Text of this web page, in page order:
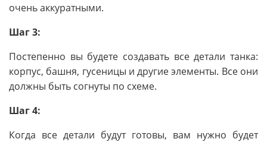
очень аккуратными.
Шаг 3:
Постепенно вы будете создавать все детали танка:
корпус, башня, гусеницы и другие элементы. Все они
должны быть согнуты по схеме.
Шаг 4:
Когда все детали будут готовы, вам нужно будет